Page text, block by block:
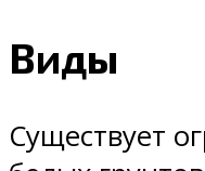
Виды
Существует